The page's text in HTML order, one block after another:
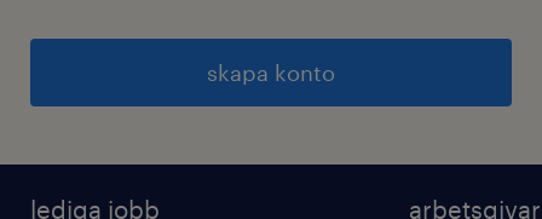
skapa konto
lediga jobb